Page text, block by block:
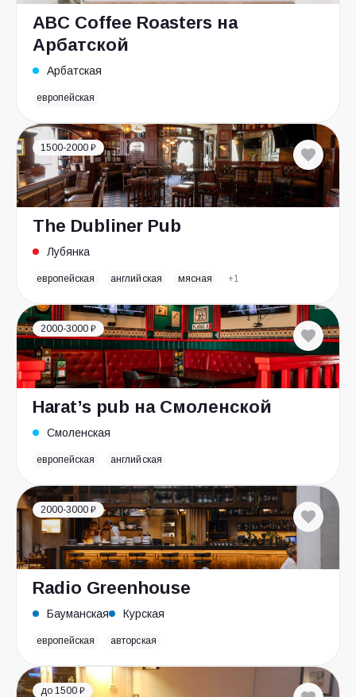
ABC Coffee Roasters на
Арбатской
Арбатская
европейская
1500-2000 ₽
The Dubliner Pub
Лубянка
европейская английская мясная +1
2000-3000 ₽
Harat’s pub на Смоленской
Смоленская
европейская английская
2000-3000 ₽
Radio Greenhouse
Бауманская Курская
европейская авторская
до 1500 ₽